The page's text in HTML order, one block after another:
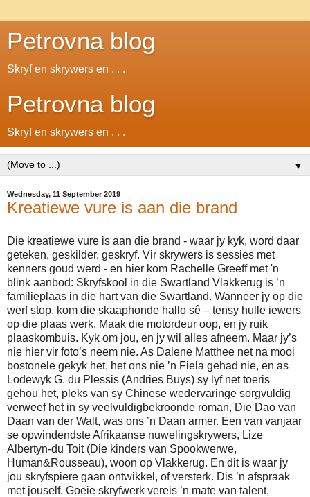
Petrovna blog
Skryf en skrywers en . . .
Petrovna blog
Skryf en skrywers en . . .
▼
Wednesday, 11 September 2019
Kreatiewe vure is aan die brand
Die kreatiewe vure is aan die brand - waar jy kyk, word daar
geteken, geskilder, geskryf. Vir skrywers is sessies met
kenners goud werd - en hier kom Rachelle Greeff met 'n
blink aanbod: Skryfskool in die Swartland Vlakkerug is ’n
familieplaas in die hart van die Swartland. Wanneer jy op die
werf stop, kom die skaaphonde hallo sê – tensy hulle iewers
op die plaas werk. Maak die motordeur oop, en jy ruik
plaaskombuis. Kyk om jou, en jy wil alles afneem. Maar jy’s
nie hier vir foto’s neem nie. As Dalene Matthee net na mooi
bostonele gekyk het, het ons nie ’n Fiela gehad nie, en as
Lodewyk G. du Plessis (Andries Buys) sy lyf net toeris
gehou het, pleks van sy Chinese wedervaringe sorgvuldig
verweef het in sy veelvuldigbekroonde roman, Die Dao van
Daan van der Walt, was ons ’n Daan armer. Een van vanjaar
se opwindendste Afrikaanse nuwelingskrywers, Lize
Albertyn-du Toit (Die kinders van Spookwerwe,
Human&Rousseau), woon op Vlakkerug. En dit is waar jy
jou skryfspiere gaan ontwikkel, of versterk. Dis ’n afspraak
met jouself. Goeie skryfwerk vereis ’n mate van talent,